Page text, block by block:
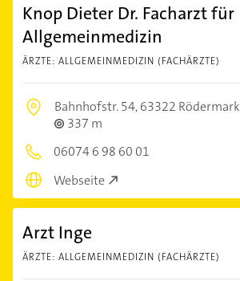
Knop Dieter Dr. Facharzt für
Allgemeinmedizin
ÄRZTE: ALLGEMEINMEDIZIN (FACHÄRZTE)
Bahnhofstr. 54,63322 Rödermark
337 m
06074 6 98 60 01
Webseite
Arzt Inge
ÄRZTE: ALLGEMEINMEDIZIN (FACHÄRZTE)